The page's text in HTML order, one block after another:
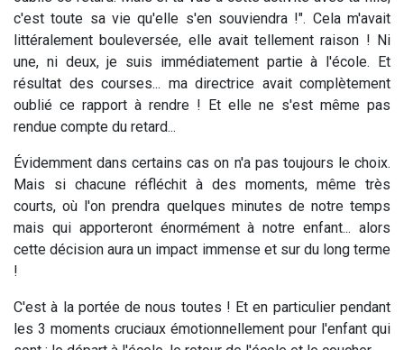
c'est toute sa vie qu'elle s'en souviendra !". Cela m'avait
littéralement bouleversée, elle avait tellement raison ! Ni
une, ni deux, je suis immédiatement partie à l'école. Et
résultat des courses... ma directrice avait complètement
oublié ce rapport à rendre ! Et elle ne s'est même pas
rendue compte du retard...
Évidemment dans certains cas on n'a pas toujours le choix.
Mais si chacune réfléchit à des moments, même très
courts, où l'on prendra quelques minutes de notre temps
mais qui apporteront énormément à notre enfant... alors
cette décision aura un impact immense et sur du long terme
!
C'est à la portée de nous toutes ! Et en particulier pendant
les 3 moments cruciaux émotionnellement pour l'enfant qui